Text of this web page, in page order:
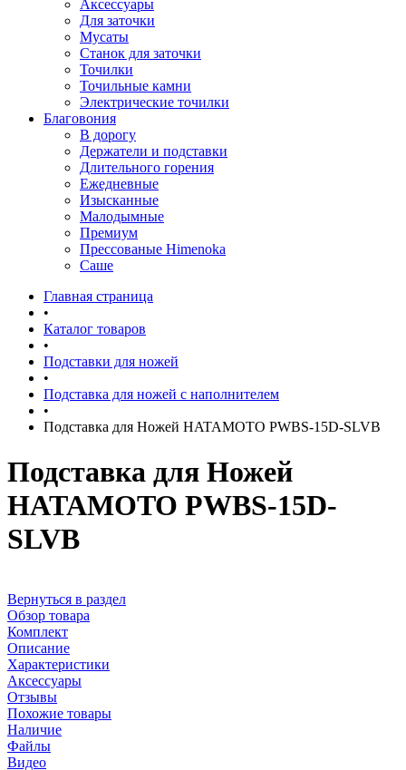
Аксессуары
Для заточки
Мусаты
Станок для заточки
Точилки
Точильные камни
Электрические точилки
Благовония
В дорогу
Держатели и подставки
Длительного горения
Ежедневные
Изысканные
Малодымные
Премиум
Прессованые Himenoka
Саше
Главная страница
•
Каталог товаров
•
Подставки для ножей
•
Подставка для ножей с наполнителем
•
Подставка для Ножей HATAMOTO PWBS-15D-SLVB
Подставка для Ножей
HATAMOTO PWBS-15D-
SLVB
Вернуться в раздел
Обзор товара
Комплект
Описание
Характеристики
Аксессуары
Отзывы
Похожие товары
Наличие
Файлы
Видео